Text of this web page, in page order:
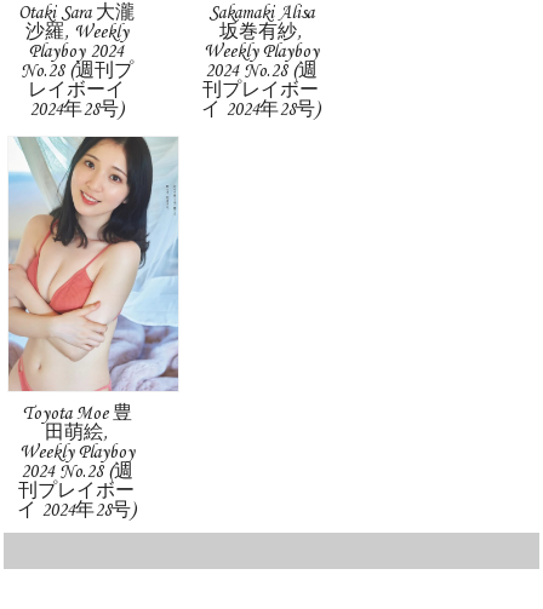
Otaki Sara 大瀧
沙羅, Weekly
Playboy 2024
No.28 (週刊プ
レイボーイ
2024年28号)
Sakamaki Alisa
坂巻有紗,
Weekly Playboy
2024 No.28 (週
刊プレイボー
イ 2024年28号)
Toyota Moe 豊
田萌絵,
Weekly Playboy
2024 No.28 (週
刊プレイボー
イ 2024年28号)